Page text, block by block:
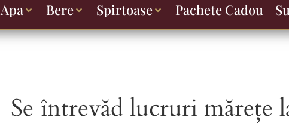
Apa Bere Spirtoase Pachete Cadou
Se întrevăd lucruri mărețe